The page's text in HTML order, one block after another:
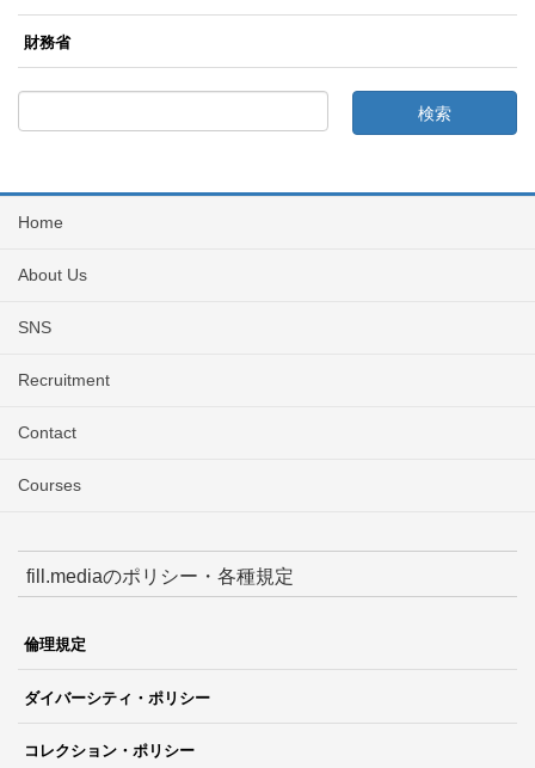
財務省
Home
About Us
SNS
Recruitment
Contact
Courses
fill.mediaのポリシー・各種規定
倫理規定
ダイバーシティ・ポリシー
コレクション・ポリシー